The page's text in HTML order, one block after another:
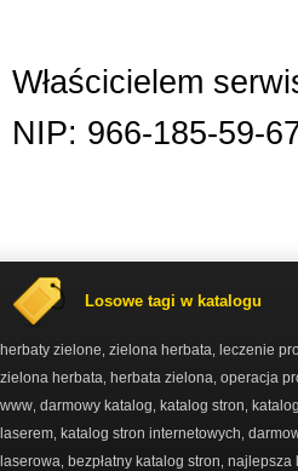
Właścicielem
NIP: 966-185-59-
Losowe tagi w katalogu
herbaty zielone zielona herbata leczenie
zielona herbata herbata zielona operacja
www darmowy katalog katalog stron katalog
laserem katalog stron internetowych
laserowa bezpłatny katalog stron najlepsza